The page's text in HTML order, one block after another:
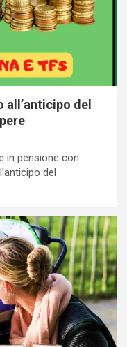
all’anticipo del
in pensione con
del